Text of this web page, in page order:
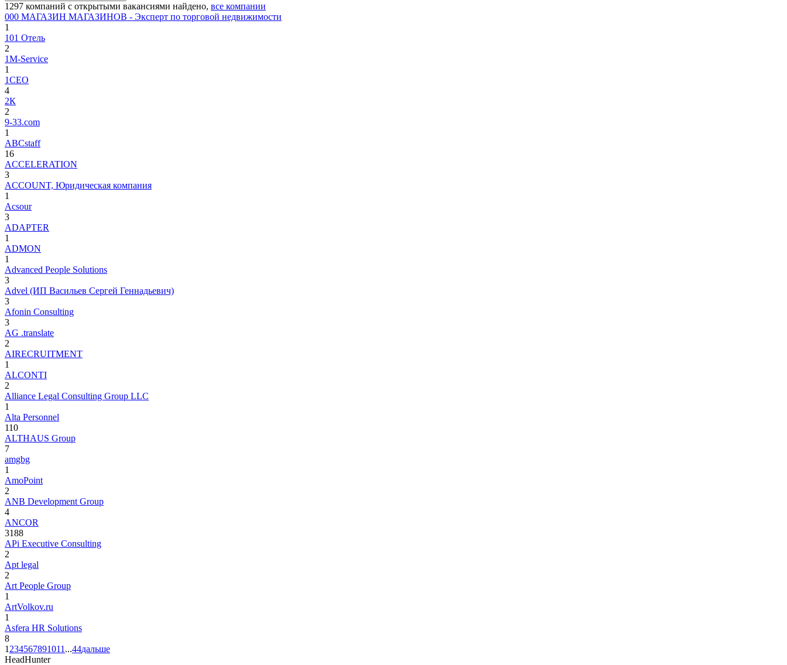
1297 компаний с открытыми вакансиями найдено, все компании
000 МАГАЗИН МАГАЗИНОВ - Эксперт по торговой недвижимости
1
101 Отель
2
1M-Service
1
1СЕО
4
2К
2
9-33.com
1
ABCstaff
16
ACCELERATION
3
ACCOUNT, Юридическая компания
1
Acsour
3
ADAPTER
1
ADMON
1
Advanced People Solutions
3
Advel (ИП Васильев Сергей Геннадьевич)
3
Afonin Consulting
3
AG .translate
2
AIRECRUITMENT
1
ALCONTI
2
Alliance Legal Consulting Group LLC
1
Alta Personnel
110
ALTHAUS Group
7
amgbg
1
AmoPoint
2
ANB Development Group
4
ANCOR
3188
APi Executive Consulting
2
Apt legal
2
Art People Group
1
ArtVolkov.ru
1
Asfera HR Solutions
8
1 234567891011 ...44дальше
HeadHunter